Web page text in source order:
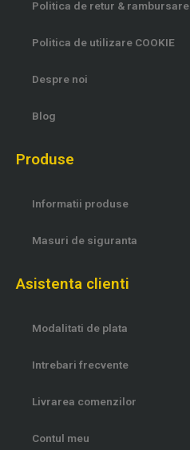
Politica de retur & rambursare
Politica de utilizare COOKIE
Despre noi
Blog
Produse
Informatii produse
Masuri de siguranta
Asistenta clienti
Modalitati de plata
Intrebari frecvente
Livrarea comenzilor
Contul meu